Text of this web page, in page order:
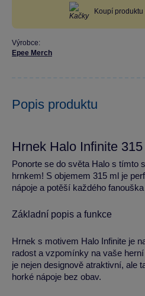
Koupí produktu
Výrobce:
Epee Merch
Popis produktu
Hrnek Halo Infinite
Ponorte se do světa Halo s tímto
hrnkem! S objemem 315 ml je
nápoje a potěší každého
Základní popis a funkce
Hrnek s motivem Halo Infinite je
radost a vzpomínky na vaše
je nejen designově atraktivní, ale
horké nápoje bez obav.